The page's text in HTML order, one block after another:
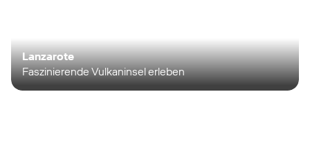
Lanzarote
Faszinierende Vulkaninsel erleben